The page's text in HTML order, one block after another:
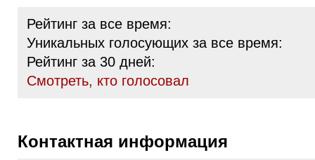
Рейтинг за все время:
Уникальных голосующих за все время:
Рейтинг за 30 дней:
Cмотреть, кто голосовал
Контактная информация